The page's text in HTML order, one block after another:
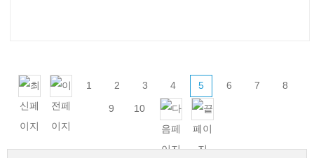
1 2 3 4 5 6 7 8
9 10